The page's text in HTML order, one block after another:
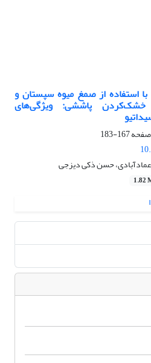
استفاده از صمغ میوه سپستان و
خشک‌کردن پاششی: ویژگی‌های
167-183
حسن ذکی دیزجی
1.82